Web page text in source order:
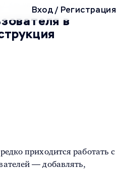
Вход/ Регистрация
в
приходится работать с
— добавлять,